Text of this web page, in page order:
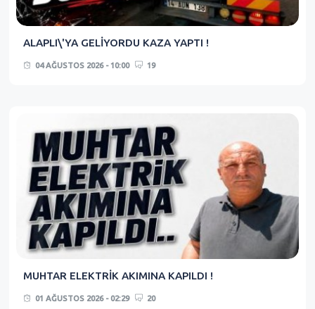
ALAPLI\'YA GELİYORDU KAZA YAPTI !
04 AĞUSTOS 2026 - 10:00 19
MUHTAR ELEKTRİK AKIMINA KAPILDI !
01 AĞUSTOS 2026 - 02:29 20